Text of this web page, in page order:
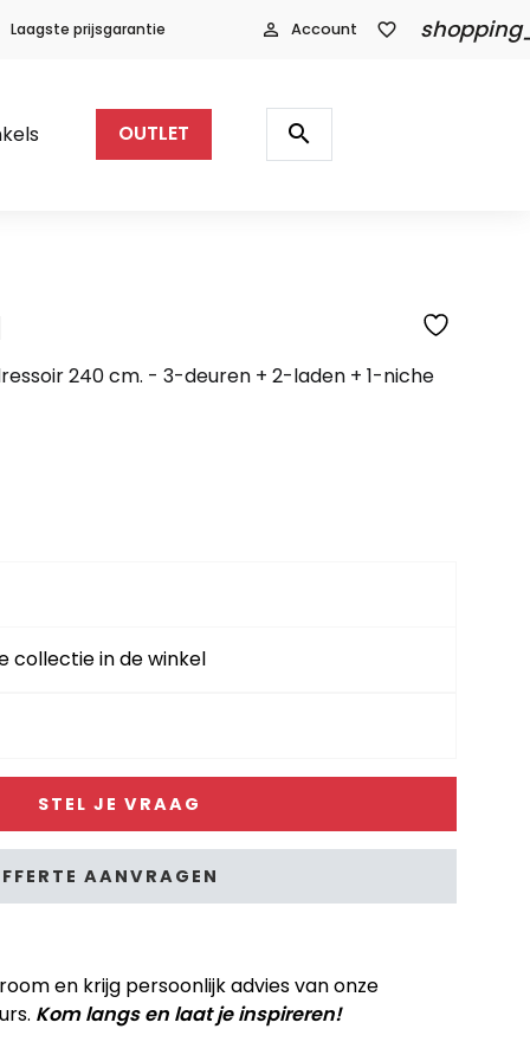
Laagste prijsgarantie person_outline Account favorite_border
OUTLET
Producten
zoeken
search
240 cm. - 3-deuren + 2-laden + 1-niche
collectie in de winkel
STEL JE VRAAG
AANVRAGEN
en krijg persoonlijk advies van onze
Kom langs en laat je inspireren!